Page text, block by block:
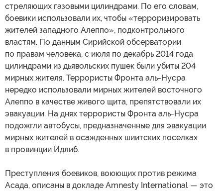
стреляющих газовыми цилиндрами. По его словам,
боевики использовали их, чтобы «терроризировать
жителей западного Алеппо», подконтрольного
властям. По данным Сирийской обсерватории
по правам человека, с июля по декабрь 2014 года
цилиндрами из дьявольских пушек были убиты 204
мирных жителя. Террористы Фронта аль-Нусра
нередко использовали мирных жителей восточного
Алеппо в качестве живого щита, препятствовали их
эвакуации. На днях террористы Фронта аль-Нусра
подожгли автобусы, предназначенные для эвакуации
мирных жителей в осажденных шиитских поселках
в провинции Идлиб.
Преступления боевиков, воюющих против режима
Асада, описаны в докладе Amnesty International — это